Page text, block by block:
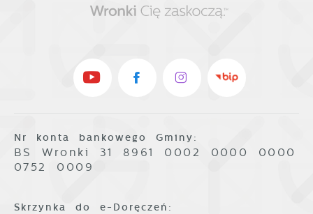
Nr konta bankowego Gminy:
BS Wronki 31 8961 0002 0000 0000
0752 0009
Skrzynka do e-Doręczeń: